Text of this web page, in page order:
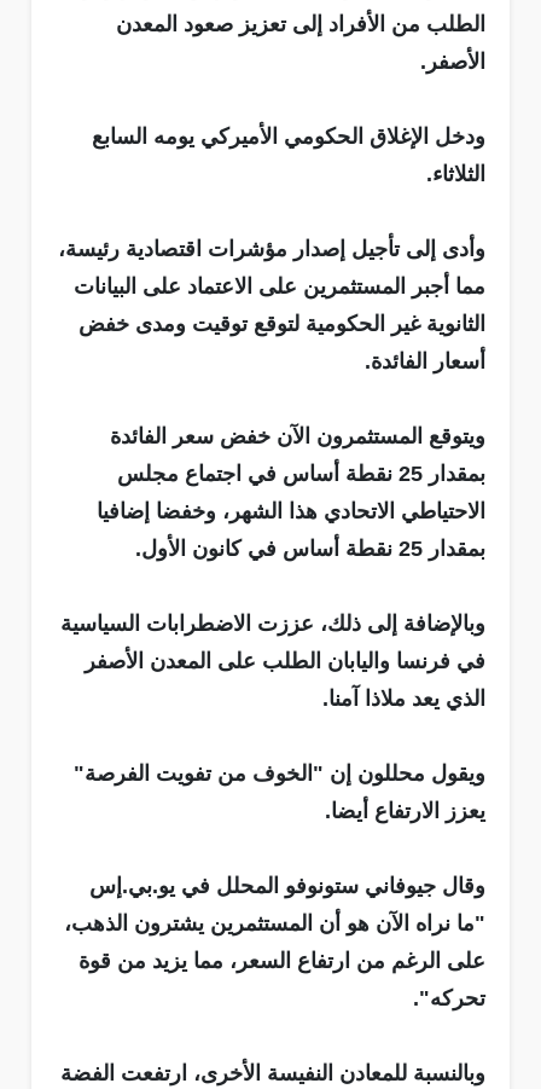
الطلب من الأفراد إلى تعزيز صعود المعدن
الأصفر.
ودخل الإغلاق الحكومي الأميركي يومه السابع
الثلاثاء.
وأدى إلى تأجيل إصدار مؤشرات اقتصادية رئيسة،
مما أجبر المستثمرين على الاعتماد على البيانات
الثانوية غير الحكومية لتوقع توقيت ومدى خفض
أسعار الفائدة.
ويتوقع المستثمرون الآن خفض سعر الفائدة
بمقدار 25 نقطة أساس في اجتماع مجلس
الاحتياطي الاتحادي هذا الشهر، وخفضا إضافيا
بمقدار 25 نقطة أساس في كانون الأول.
وبالإضافة إلى ذلك، عززت الاضطرابات السياسية
في فرنسا واليابان الطلب على المعدن الأصفر
الذي يعد ملاذا آمنا.
ويقول محللون إن "الخوف من تفويت الفرصة"
يعزز الارتفاع أيضا.
وقال جيوفاني ستونوفو المحلل في يو.بي.إس
"ما نراه الآن هو أن المستثمرين يشترون الذهب،
على الرغم من ارتفاع السعر، مما يزيد من قوة
تحركه".
وبالنسبة للمعادن النفيسة الأخرى، ارتفعت الفضة